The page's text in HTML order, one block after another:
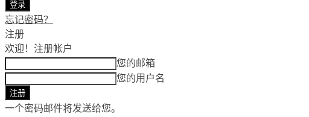
忘记密码？
注册
欢迎！ 注册帐户
您的邮箱
您的用户名
一个密码邮件将发送给您。